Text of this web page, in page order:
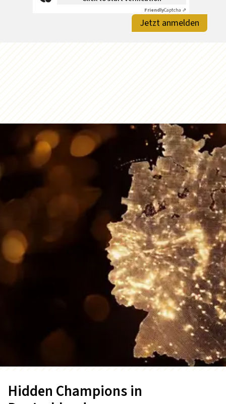
FriendlyCaptcha ⇗
Jetzt anmelden
Hidden Champions in